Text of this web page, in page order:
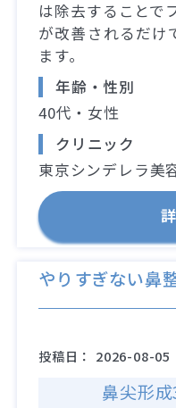
は除去することで
が改善されるだけ
ます。
年齢・性別
40代・女性
クリニック
東京シンデレラ美
やりすぎない鼻
投稿日： 2026-08-05
鼻尖形